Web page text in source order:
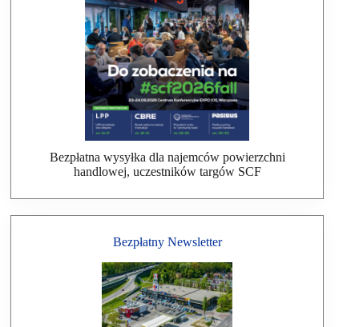
Bezpłatna wysyłka dla najemców powierzchni
handlowej, uczestników targów SCF
Bezpłatny Newsletter